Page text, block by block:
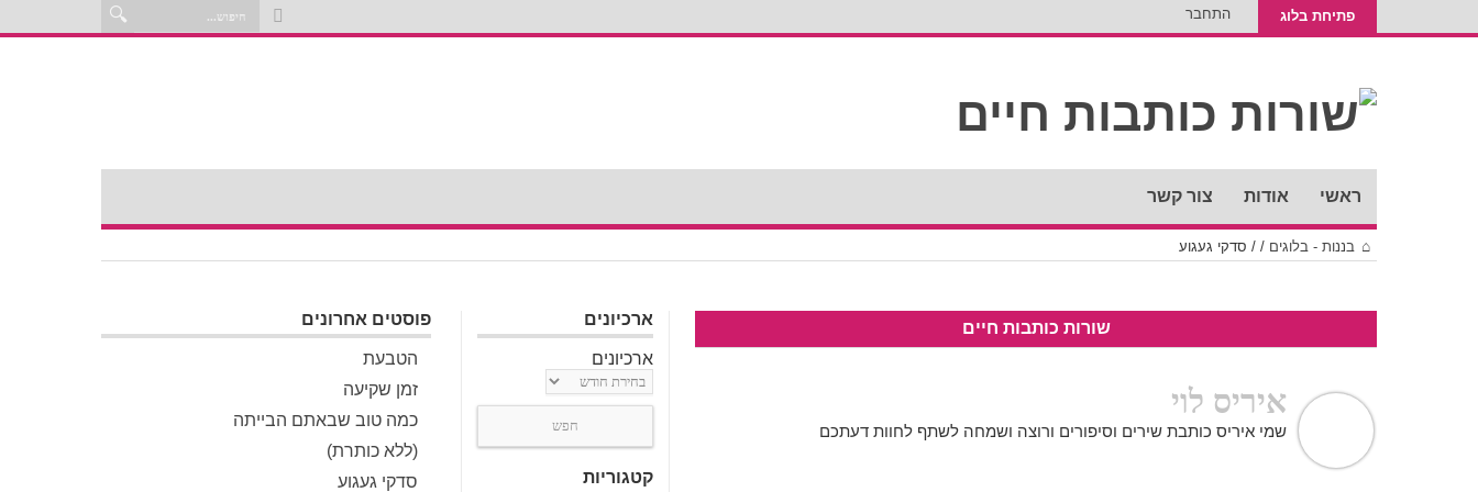
פתיחת בלוג התחבר
ראשי אודות צור קשר
בננות - בלוגים /
/ סדקי געגוע
שורות כותבות חיים
איריס לוי
שמי איריס כותבת שירים וסיפורים ורוצה ושמחה לשתף לחוות דעתכם
ארכיונים
ארכיונים
קטגוריות
פוסטים אחרונים
הטבעת
זמן שקיעה
כמה טוב שבאתם הבייתה
(ללא כותרת)
סדקי געגוע